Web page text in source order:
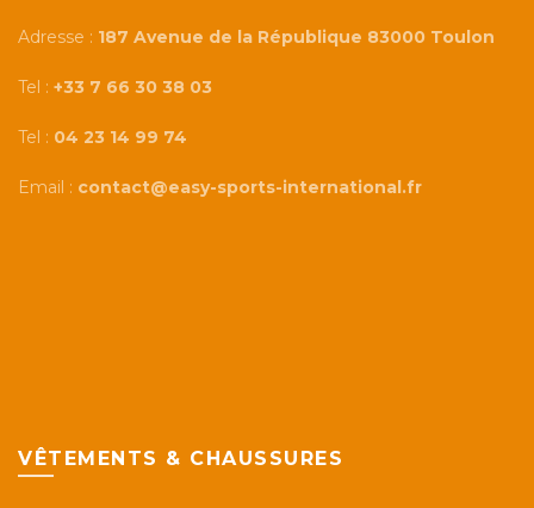
Adresse : 187 Avenue de la République 83000 Toulon
Tel : +33 7 66 30 38 03
Tel : 04 23 14 99 74
Email : contact@easy-sports-international.fr
VÊTEMENTS & CHAUSSURES